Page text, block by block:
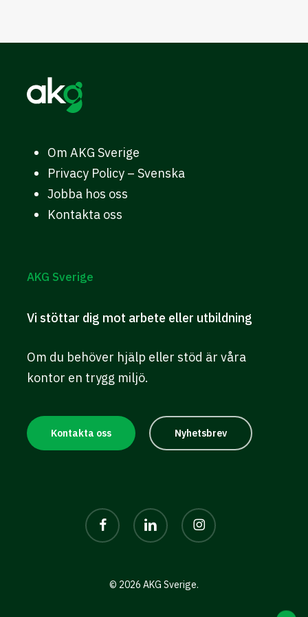
föräldrapenning eller gå på semester så
Om AKG Sverige
Privacy Policy – Svenska
Jobba hos oss
Kontakta oss
AKG Sverige
Vi stöttar dig mot arbete eller utbildning
Om du behöver hjälp eller stöd är våra
kontor en trygg miljö.
Kontakta oss Nyhetsbrev
facebook linkedin instagram
© 2026 AKG Sverige.